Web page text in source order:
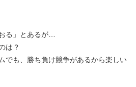
る」とあるが…
は？
でも、勝ち負け競争があるから楽しい